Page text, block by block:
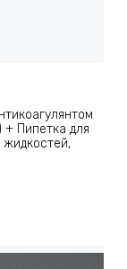
+ Пипетка для
жидкостей,